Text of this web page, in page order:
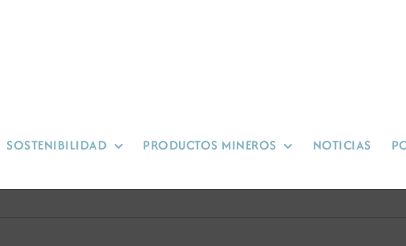
SOSTENIBILIDAD PRODUCTOS MINEROS NOTICIAS